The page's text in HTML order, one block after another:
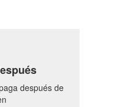
después de